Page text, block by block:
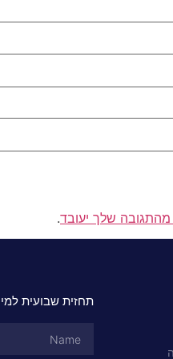
מהתגובה שלך יעובד.
תחזית שבועית